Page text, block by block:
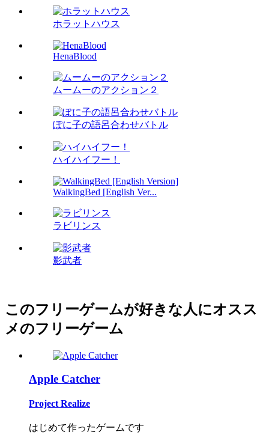
ホラットハウス
HenaBlood
ムームーのアクション２
ぽに子の語呂合わせバトル
ハイハイフー！
WalkingBed [English Ver...
ラビリンス
影武者
このフリーゲームが好きな人にオスス
メのフリーゲーム
Apple Catcher
Project Realize
はじめて作ったゲームです